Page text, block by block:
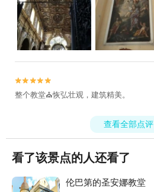


整个教堂⛪️恢弘壮观，建筑精美。
查看全部点评
看了该景点的人还看了
伦巴第的圣安娜教堂